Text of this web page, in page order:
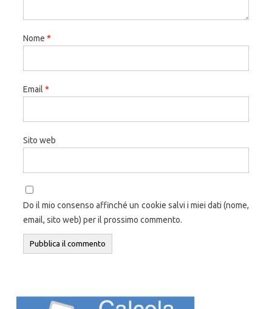
Nome *
Email *
Sito web
Do il mio consenso affinché un cookie salvi i miei dati (nome,
email, sito web) per il prossimo commento.